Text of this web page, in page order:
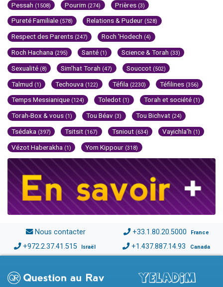
Pessah (1508) Pourim (274) Prières (3)
Pureté Familiale (578) Relations & Pudeur (528)
Respect des Parents (247) Roch 'Hodech (4)
Roch Hachana (295) Santé (1) Science & Torah (33)
Sexualité (8) Sim'hat Torah (47) Souccot (502)
Talmud (1) Techouva (122) Téfila (2230) Téfilines (356)
Temps Messianique (124) Toledot (1) Torah et société (1)
Torah-Box & vous (1) Tou Béav (3) Tou Bichvat (24)
Tsédaka (397) Tsitsit (167) Tsniout (634) Vayichla'h (1)
Vézot Haberakha (1) Yom Kippour (318)
Nous contacter +33.1.80.20.5000 France
+972.2.37.41.515 Israël +1.437.887.14.93 Canada